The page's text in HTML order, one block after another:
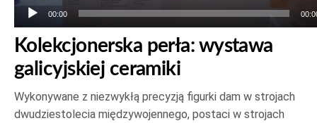
00:00
Kolekcjonerska perła: wystawa
galicyjskiej ceramiki
Wykonywane z niezwykłą precyzją figurki dam w strojach
dwudziestolecia międzywojennego, postaci w strojach